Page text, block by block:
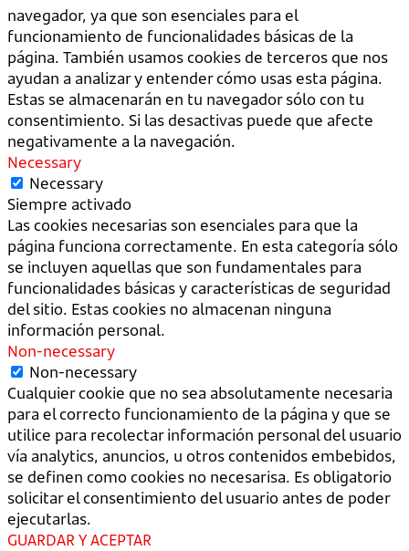
navegador, ya que son esenciales para el
funcionamiento de funcionalidades básicas de la
página. También usamos cookies de terceros que nos
ayudan a analizar y entender cómo usas esta página.
Estas se almacenarán en tu navegador sólo con tu
consentimiento. Si las desactivas puede que afecte
negativamente a la navegación.
Necessary
Necessary
Siempre activado
Las cookies necesarias son esenciales para que la
página funciona correctamente. En esta categoría sólo
se incluyen aquellas que son fundamentales para
funcionalidades básicas y características de seguridad
del sitio. Estas cookies no almacenan ninguna
información personal.
Non-necessary
Non-necessary
Cualquier cookie que no sea absolutamente necesaria
para el correcto funcionamiento de la página y que se
utilice para recolectar información personal del usuario
vía analytics, anuncios, u otros contenidos embebidos,
se definen como cookies no necesarisa. Es obligatorio
solicitar el consentimiento del usuario antes de poder
ejecutarlas.
GUARDAR Y ACEPTAR